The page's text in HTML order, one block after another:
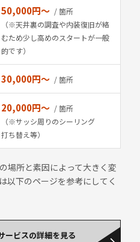
50,000円〜 / 箇所
（※天井裏の調査や内装復旧が絡
むため少し高めのスタートが一般
的です）
30,000円〜 / 箇所
20,000円〜 / 箇所
（※サッシ周りのシーリング
打ち替え等）
場所と素因によって大きく変
以下のページを参考にしてく
ービスの詳細を見る